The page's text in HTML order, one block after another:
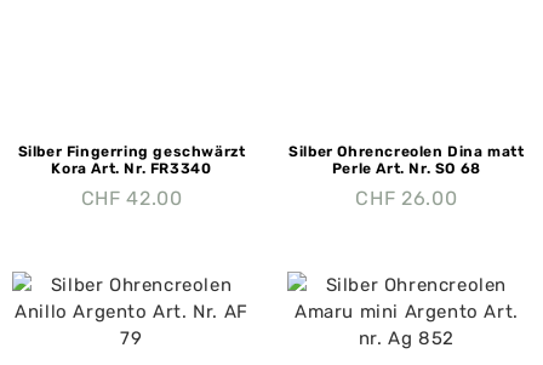
Silber Fingerring geschwärzt
Kora Art. Nr. FR3340
CHF 42.00
Silber Ohrencreolen Dina matt
Perle Art. Nr. SO 68
CHF 26.00